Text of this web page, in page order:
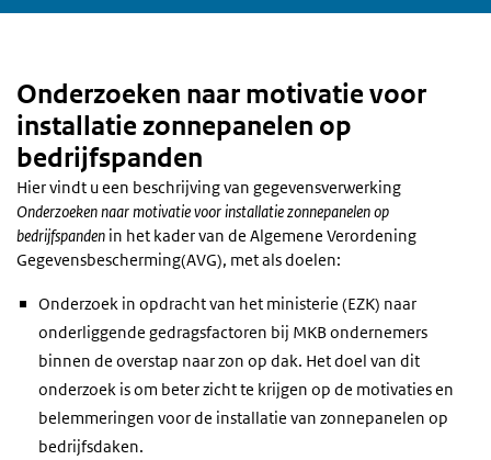
Onderzoeken naar motivatie voor
installatie zonnepanelen op
bedrijfspanden
Hier vindt u een beschrijving van gegevensverwerking
Onderzoeken naar motivatie voor installatie zonnepanelen op
bedrijfspanden in het kader van de Algemene Verordening
Gegevensbescherming(AVG), met als doelen:
Onderzoek in opdracht van het ministerie (EZK) naar
onderliggende gedragsfactoren bij MKB ondernemers
binnen de overstap naar zon op dak. Het doel van dit
onderzoek is om beter zicht te krijgen op de motivaties en
belemmeringen voor de installatie van zonnepanelen op
bedrijfsdaken.